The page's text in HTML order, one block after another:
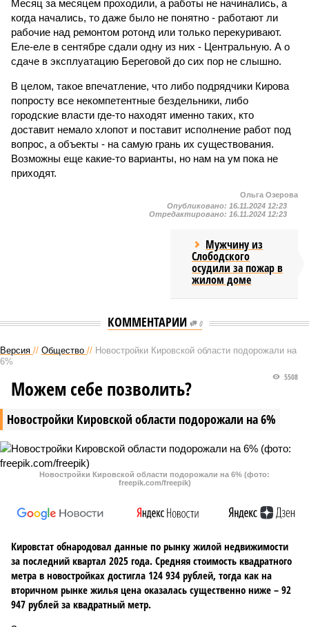
Месяц за месяцем проходили, а работы не начинались, а
когда начались, то даже было не понятно - работают ли
рабочие над ремонтом ротонд или только перекуривают.
Еле-еле в сентябре сдали одну из них - Центральную. А о
сдаче в эксплуатацию Береговой до сих пор не слышно.
В целом, такое впечатление, что либо подрядчики Кирова
попросту все некомпетентные бездельники, либо
городские власти где-то находят именно таких, кто
доставит немало хлопот и поставит исполнение работ под
вопрос, а объекты - на самую грань их существования.
Возможны еще какие-то варианты, но нам на ум пока не
приходят.
Ольга Озерова
Опубликовано: 16.11.2024 12:23
Отредактировано: 16.11.2024 12:23
Мужчину из
Слободского
осудили за пожар в
жилом доме
КОММЕНТАРИИ 0
Версия // Общество // Новостройки Кировской области подорожали на
6%
Новостройки Кировской области подорожали на 6%
5508
Можем себе позволить?
Новостройки Кировской области подорожали на 6% (фото:
freepik.com/freepik)
Кировстат обнародовал данные по рынку жилой недвижимости
за последний квартал 2025 года. Средняя стоимость квадратного
метра в новостройках достигла 124 934 рублей, тогда как на
вторичном рынке жилья цена оказалась существенно ниже – 92
947 рублей за квадратный метр.